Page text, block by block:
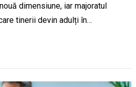
dimensiune, iar majoratul
tinerii devin adulți în…